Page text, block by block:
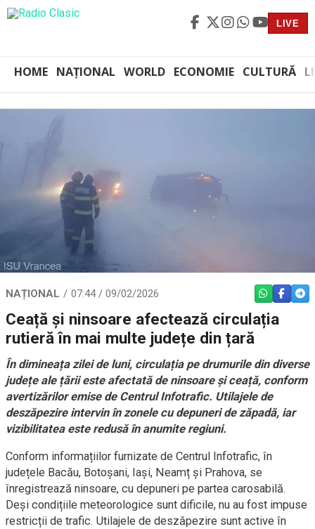
LIVE
HOME NAȚIONAL WORLD ECONOMIE CULTURĂ
NAȚIONAL 07:44 / 09/02/2026 WHATSAPP
Ceață și ninsoare afectează circulația
rutieră în mai multe județe din țară
În dimineața zilei de luni, circulația pe drumurile din diverse
județe ale țării este afectată de ninsoare și ceață, conform
avertizărilor emise de Centrul Infotrafic. Utilajele de
deszăpezire intervin în zonele cu depuneri de zăpadă, iar
vizibilitatea este redusă în anumite regiuni.
Conform informațiilor furnizate de Centrul Infotrafic, în
județele Bacău, Botoșani, Iași, Neamț și Prahova, se
înregistrează ninsoare, cu depuneri pe partea carosabilă.
Deși condițiile meteorologice sunt dificile, nu au fost impuse
restricții de trafic. Utilajele de deszăpezire sunt active în